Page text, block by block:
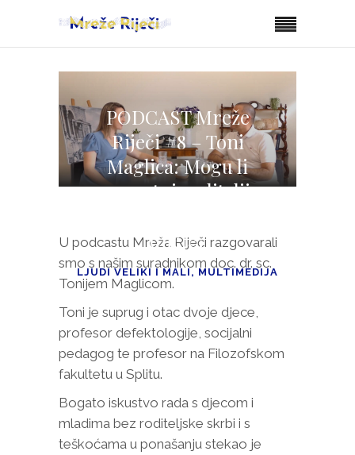
PODCAST Mreže
Riječi #8 – Toni
Maglica: Mogu li
nesretni roditelji
dijete?
LJUDI VELIKI I MALI , MULTIMEDIJA
U podcastu Mreža Riječi razgovarali
smo s našim suradnikom doc. dr. sc.
Tonijem Maglicom.
Toni je suprug i otac dvoje djece,
profesor defektologije, socijalni
pedagog te profesor na Filozofskom
fakultetu u Splitu.
Bogato iskustvo rada s djecom i
mladima bez roditeljske skrbi i s
teškoćama u ponašanju stekao je